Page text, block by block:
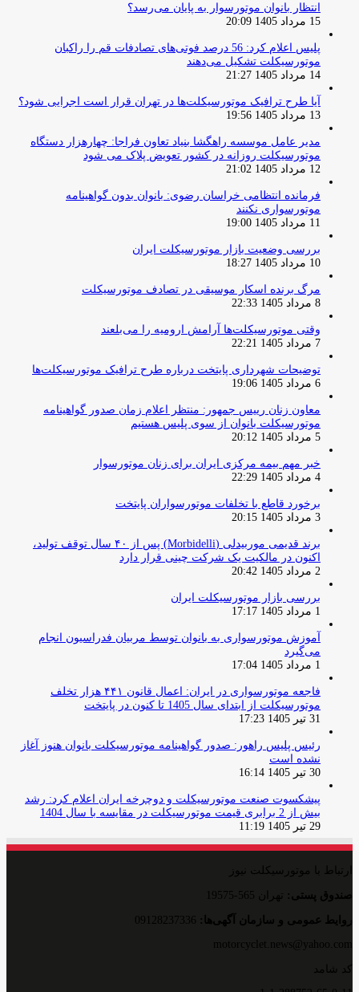
انتظار بانوان موتورسوار به پایان می‌رسد؟
15 مرداد 1405 20:09
پلیس اعلام کرد: 56 درصد فوتی‌های تصادفات قم را راکبان
موتورسیکلت تشکیل می‌دهند
14 مرداد 1405 21:27
آیا طرح ترافیک موتورسیکلت‌ها در تهران قرار است اجرایی شود؟
13 مرداد 1405 19:56
مدیر عامل موسسه راهگشا بنیاد تعاون فراجا: چهارهزار دستگاه
موتورسیکلت روزانه در کشور تعویض پلاک می شود
12 مرداد 1405 21:02
فرمانده انتظامی خراسان رضوی: بانوان بدون گواهینامه
موتورسواری نکنند
11 مرداد 1405 19:00
بررسی وضعیت بازار موتورسیکلت ایران
10 مرداد 1405 18:27
مرگ برنده اسکار موسیقی در تصادف موتورسیکلت
8 مرداد 1405 22:33
وقتی موتورسیکلت‌ها آرامش ارومیه را می‌بلعند
7 مرداد 1405 22:21
توضیحات شهرداری پایتخت درباره طرح ترافیک موتورسیکلت‌ها
6 مرداد 1405 19:06
معاون زنان رییس جمهور: منتظر اعلام زمان صدور گواهینامه
موتورسیکلت بانوان از سوی پلیس هستیم
5 مرداد 1405 20:12
خبر مهم بیمه مرکزی ایران برای زنان موتورسوار
4 مرداد 1405 22:29
برخورد قاطع با تخلفات موتورسواران پایتخت
3 مرداد 1405 20:15
برند قدیمی موربیدلی (Morbidelli) پس از ۴۰ سال توقف تولید،
اکنون در مالکیت یک شرکت چینی قرار دارد
2 مرداد 1405 20:42
بررسی بازار موتورسیکلت ایران
1 مرداد 1405 17:17
آموزش موتورسواری به بانوان توسط مربیان فدراسیون انجام
می‌گیرد
1 مرداد 1405 17:04
فاجعه موتورسواری در ایران: اعمال قانون ۴۴۱ هزار تخلف
موتورسیکلت از ابتدای سال 1405 تا کنون در پایتخت
31 تیر 1405 17:23
رئیس پلیس راهور: صدور گواهینامه موتورسیکلت بانوان هنوز آغاز
نشده است
30 تیر 1405 16:14
پیشکسوت صنعت موتورسیکلت و دوچرخه ایران اعلام کرد: رشد
بیش از 2 برابری قیمت موتورسیکلت در مقایسه با سال 1404
29 تیر 1405 11:19
ارتباط با موتورسیکلت نیوز
صندوق پستی: تهران 565-19575
روایط عمومی و سازمان آگهی‌ها:
motorcyclet.news@yahoo.com
کد شامد